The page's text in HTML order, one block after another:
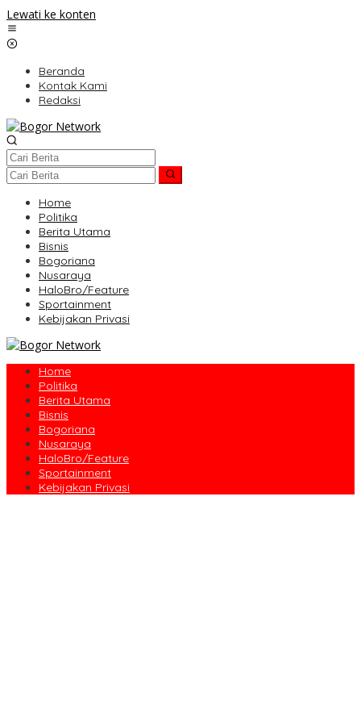
Lewati ke konten
Beranda
Kontak Kami
Redaksi
Home
Politika
Berita Utama
Bisnis
Bogoriana
Nusaraya
HaloBro/Feature
Sportainment
Kebijakan Privasi
Home
Politika
Berita Utama
Bisnis
Bogoriana
Nusaraya
HaloBro/Feature
Sportainment
Kebijakan Privasi